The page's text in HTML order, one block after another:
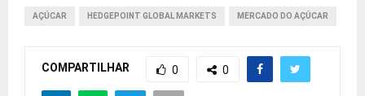
AÇÚCAR HEDGEPOINT GLOBAL MARKETS MERCADO DO AÇÚCAR
COMPARTILHAR 0 0